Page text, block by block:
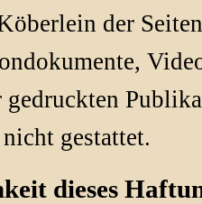
der
gedruckten
gestattet.
dieses